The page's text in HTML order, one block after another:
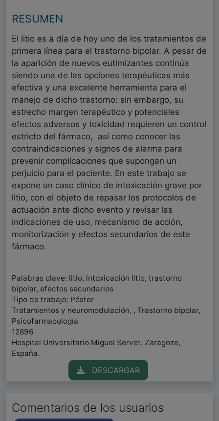
RESUMEN
El litio es a día de hoy uno de los tratamientos de
primera línea para el trastorno bipolar. A pesar de
la aparición de nuevos eutimizantes continúa
siendo una de las opciones terapéuticas más
efectiva y una excelente herramienta para el
manejo de dicho trastorno: sin embargo, su
estrecho margen terapéutico y potenciales
efectos adversos y toxicidad requieren un control
estricto del fármaco, así como conocer las
contraindicaciones y signos de alarma para
prevenir complicaciones que supongan un
perjuicio para el paciente. En este trabajo se
expone un caso clínico de intoxicación grave por
litio, con el objeto de repasar los protocolos de
actuación ante dicho evento y revisar las
indicaciones de uso, mecanismo de acción,
monitorización y efectos secundarios de este
fármaco.
Palabras clave: litio, intoxicación litio, trastorno
bipolar, efectos secundarios
Tipo de trabajo: Póster
Tratamientos y neuromodulación, , Trastorno bipolar,
Psicofarmacología
12896
Hospital Universitario Miguel Servet. Zaragoza,
España.
DESCARGAR
Comentarios de los usuarios